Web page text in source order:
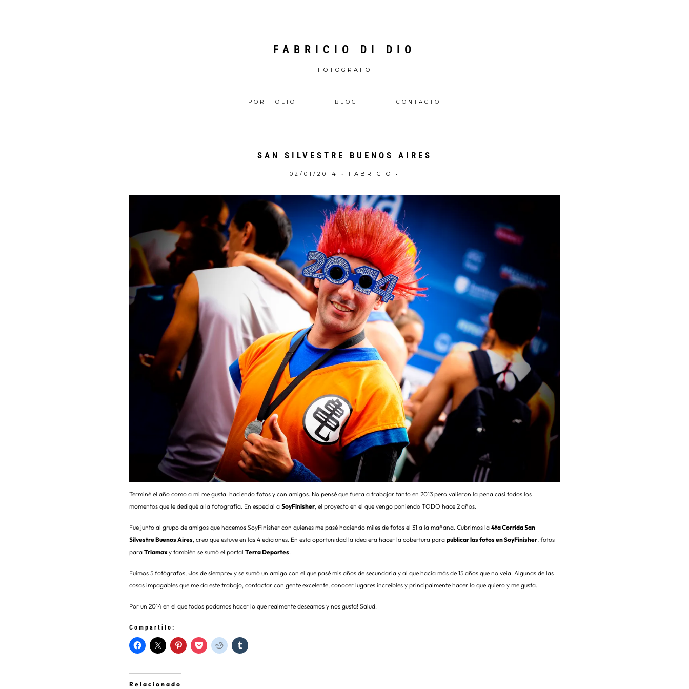
FABRICIO DI DIO
FOTOGRAFO
PORTFOLIO BLOG CONTACTO
SAN SILVESTRE BUENOS AIRES
02/01/2014 • FABRICIO •
Terminé el año como a mi me gusta: haciendo fotos y con amigos. No pensé que fuera a trabajar tanto en 2013 pero valieron la pena casi todos los
momentos que le dediqué a la fotografía. En especial a SoyFinisher, el proyecto en el que vengo poniendo TODO hace 2 años.
Fue junto al grupo de amigos que hacemos SoyFinisher con quienes me pasé haciendo miles de fotos el 31 a la mañana. Cubrimos la 4ta Corrida San
Silvestre Buenos Aires, creo que estuve en las 4 ediciones. En esta oportunidad la idea era hacer la cobertura para publicar las fotos en SoyFinisher, fotos
para Triamaxy también se sumó el portal Terra Deportes.
Fuimos 5 fotógrafos, «los de siempre» y se sumó un amigo con el que pasé mis años de secundaria y al que hacía más de 15 años que no veía. Algunas de las
cosas impagables que me da este trabajo, contactar con gente excelente, conocer lugares increíbles y principalmente hacer lo que quiero y me gusta.
Por un 2014 en el que todos podamos hacer lo que realmente deseamos y nos gusta! Salud!
Compartilo:
Relacionado